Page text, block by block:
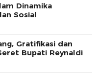
Dinamika
Sosial
Gratifikasi dan
Bupati Reynaldi